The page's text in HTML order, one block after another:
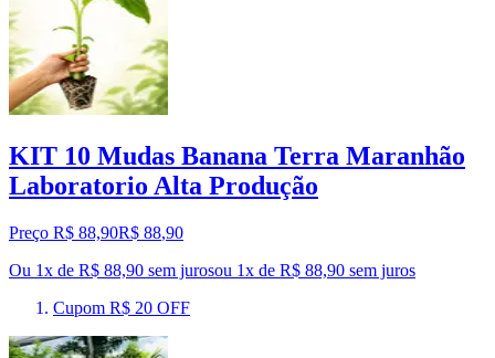
KIT 10 Mudas Banana Terra Maranhão
Laboratorio Alta Produção
Preço R$ 88,90R$ 88,90
Ou 1x de R$ 88,90 sem jurosou 1x de R$ 88,90 sem juros
Cupom R$ 20 OFF